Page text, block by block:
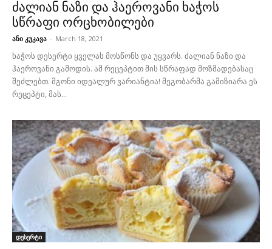
ძალიან ნაზი და ჰაეროვანი ხაჭოს
სწრაფი ორცხობილები
ანი კუკავა - March 18, 2021
ხაჭოს დესერტი ყველას მოსწონს და უყვარს. ძალიან ნაზი და
ჰაეროვანი გამოდის. ამ რეცეპტით მის სწრაფად მოზმადებასაც
შეძლებთ. მგონი იდეალურ ვარიანტია! მეგობარმა გამიზიარა ეს
რეცეპტი, მას...
დესერტი